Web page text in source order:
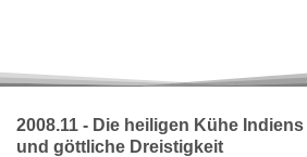
2008.11 - Die heiligen Kühe Indiens
und göttliche Dreistigkeit